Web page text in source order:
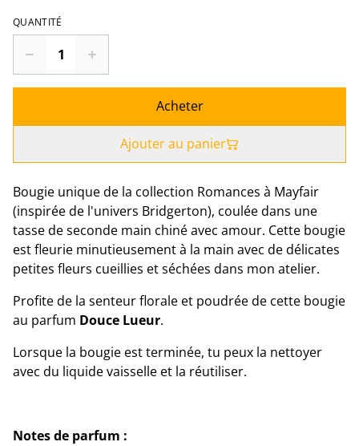
QUANTITÉ
Acheter
Ajouter au panier
Bougie unique de la collection Romances à Mayfair
(inspirée de l'univers Bridgerton), coulée dans une
tasse de seconde main chiné avec amour. Cette bougie
est fleurie minutieusement à la main avec de délicates
petites fleurs cueillies et séchées dans mon atelier.
Profite de la senteur florale et poudrée de cette bougie
au parfum Douce Lueur.
Lorsque la bougie est terminée, tu peux la nettoyer
avec du liquide vaisselle et la réutiliser.
Notes de parfum :